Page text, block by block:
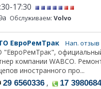
17:30
Обслуживаем: Volvo
ЕвроРемТрак Нап. отзыв
компании WABCO.
иностранного про...
29 6560336 , 17 3980684